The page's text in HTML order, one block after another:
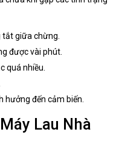
tắt giữa chừng.
được vài phút.
quá nhiều.
hưởng đến cảm biến.
Lau Nhà